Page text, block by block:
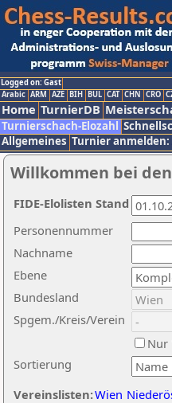
Logged on: Gast
Arabic ARM AZE BIH BUL CAT CHN CRO
Home TurnierDB
Turnierschach-Elozahl
Allgemeines Turnier anmelden:
Willkommen bei
Nachname
Ebene
Sortierung
Personennummer
Bundesland
Spgem./Kreis/Verein
Nur
Vereinslisten:Wien
FIDE-Elolisten Stand